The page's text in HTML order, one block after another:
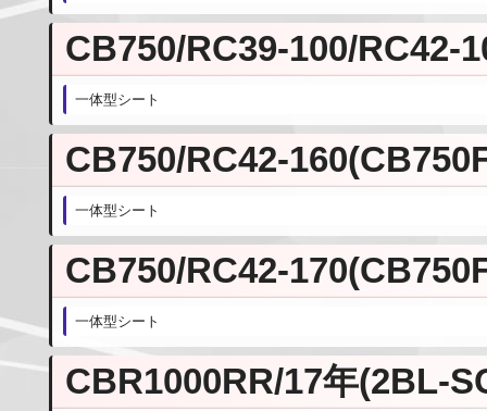
CB750/RC39-100/RC42-
一体型シート
CB750/RC42-
一体型シート
CB750/RC42-
一体型シート
CBR1000RR/17年(2BL-